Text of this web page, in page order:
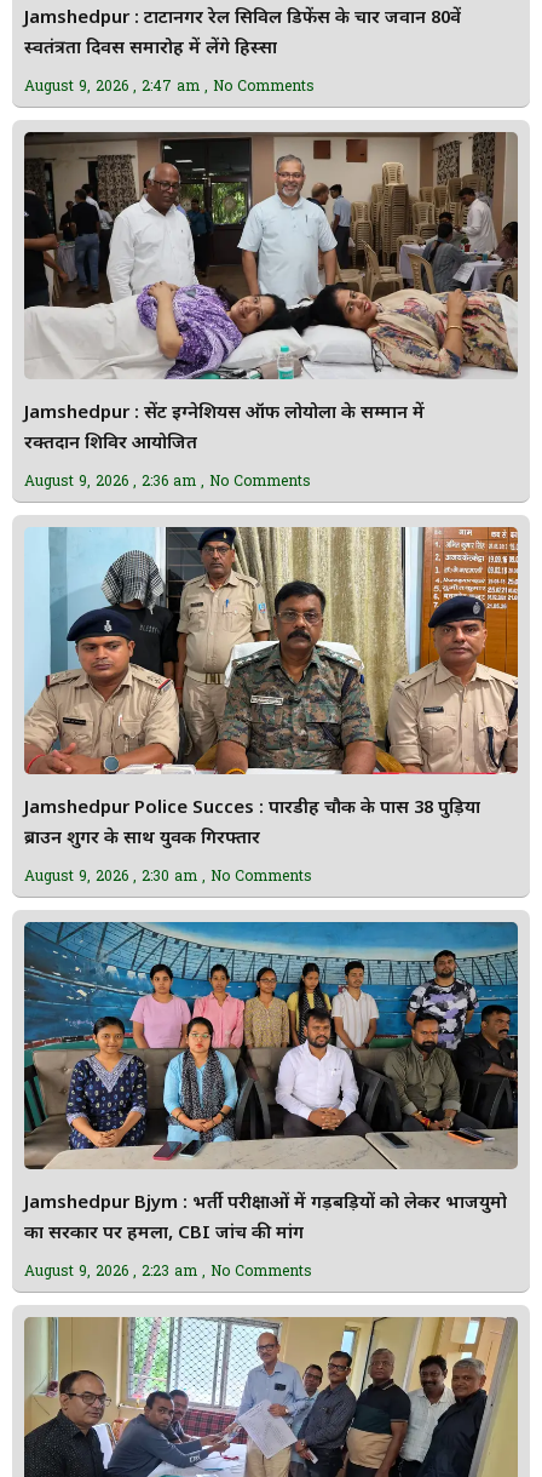
Jamshedpur : टाटानगर रेल सिविल डिफेंस के चार जवान 80वें
स्वतंत्रता दिवस समारोह में लेंगे हिस्सा
August 9, 2026 2:47 am No Comments
Jamshedpur : सेंट इग्नेशियस ऑफ लोयोला के सम्मान में
रक्तदान शिविर आयोजित
August 9, 2026 2:36 am No Comments
Jamshedpur Police Succes : पारडीह चौक के पास 38 पुड़िया
ब्राउन शुगर के साथ युवक गिरफ्तार
August 9, 2026 2:30 am No Comments
Jamshedpur Bjym : भर्ती परीक्षाओं में गड़बड़ियों को लेकर भाजयुमो
का सरकार पर हमला, CBI जांच की मांग
August 9, 2026 2:23 am No Comments